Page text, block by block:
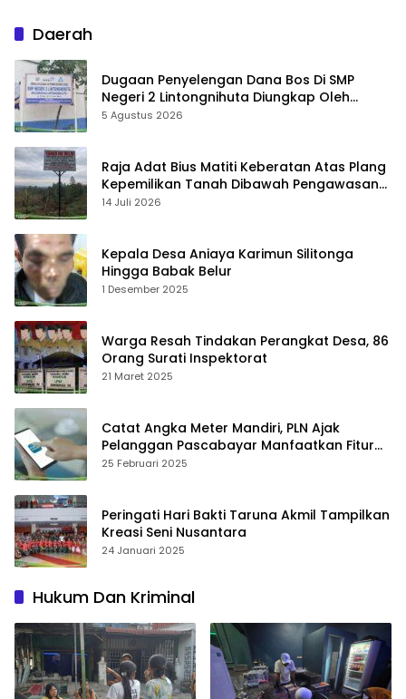
Daerah
Dugaan Penyelengan Dana Bos Di SMP
Negeri 2 Lintongnihuta Diungkap Oleh
Pemerhati Pendidikan
5 Agustus 2026
Raja Adat Bius Matiti Keberatan Atas Plang
Kepemilikan Tanah Dibawah Pengawasan
Kantor Hukum Poltak Silitonga
14 Juli 2026
Kepala Desa Aniaya Karimun Silitonga
Hingga Babak Belur
1 Desember 2025
Warga Resah Tindakan Perangkat Desa, 86
Orang Surati Inspektorat
21 Maret 2025
Catat Angka Meter Mandiri, PLN Ajak
Pelanggan Pascabayar Manfaatkan Fitur
Swacam di Aplikasi PLN Mobile
25 Februari 2025
Peringati Hari Bakti Taruna Akmil Tampilkan
Kreasi Seni Nusantara
24 Januari 2025
Hukum Dan Kriminal